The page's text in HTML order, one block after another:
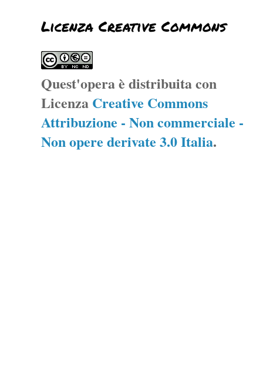
Licenza Creative Commons
Quest'opera è distribuita con
Licenza Creative Commons
Attribuzione - Non commerciale -
Non opere derivate 3.0 Italia.